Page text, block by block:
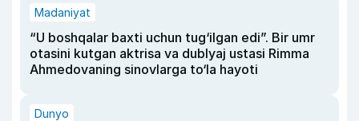
Madaniyat
“U boshqalar baxti uchun tug‘ilgan edi”. Bir umr
otasini kutgan aktrisa va dublyaj ustasi Rimma
Ahmedovaning sinovlarga to‘la hayoti
Dunyo